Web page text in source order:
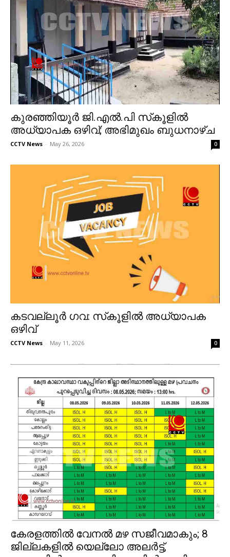
കുരഞ്ഞിയൂര്‍ ജി.എല്‍.പി സ്‌കൂളില്‍
അധ്യാപക ഒഴിവ്; അഭിമുഖം ബുധനാഴ്ച
CCTV News - May 26, 2026 0
കടവല്ലൂര്‍ ഗവ: സ്‌കൂളില്‍ അധ്യാപക
ഒഴിവ്
CCTV News - May 11, 2026 0
കേരളത്തില്‍ വേനല്‍ മഴ സജീവമാകും; 8
ജില്ലകളില്‍ യെല്ലോ അലര്‍ട്ട്,